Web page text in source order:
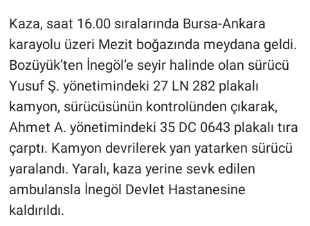
Kaza, saat 16.00 sıralarında Bursa-Ankara
karayolu üzeri Mezit boğazında meydana geldi.
Bozüyük’ten İnegöl’e seyir halinde olan sürücü
Yusuf Ş. yönetimindeki 27 LN 282 plakalı
kamyon, sürücüsünün kontrolünden çıkarak,
Ahmet A. yönetimindeki 35 DC 0643 plakalı tıra
çarptı. Kamyon devrilerek yan yatarken sürücü
yaralandı. Yaralı, kaza yerine sevk edilen
ambulansla İnegöl Devlet Hastanesine
kaldırıldı.